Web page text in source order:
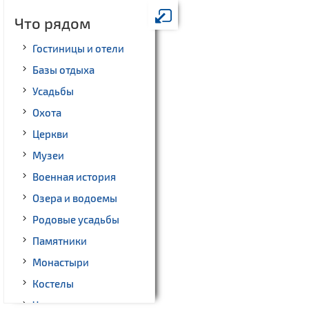
Что рядом
Гостиницы и отели
Базы отдыха
Усадьбы
Охота
Церкви
Музеи
Военная история
Озера и водоемы
Родовые усадьбы
Памятники
Монастыри
Костелы
Часовни